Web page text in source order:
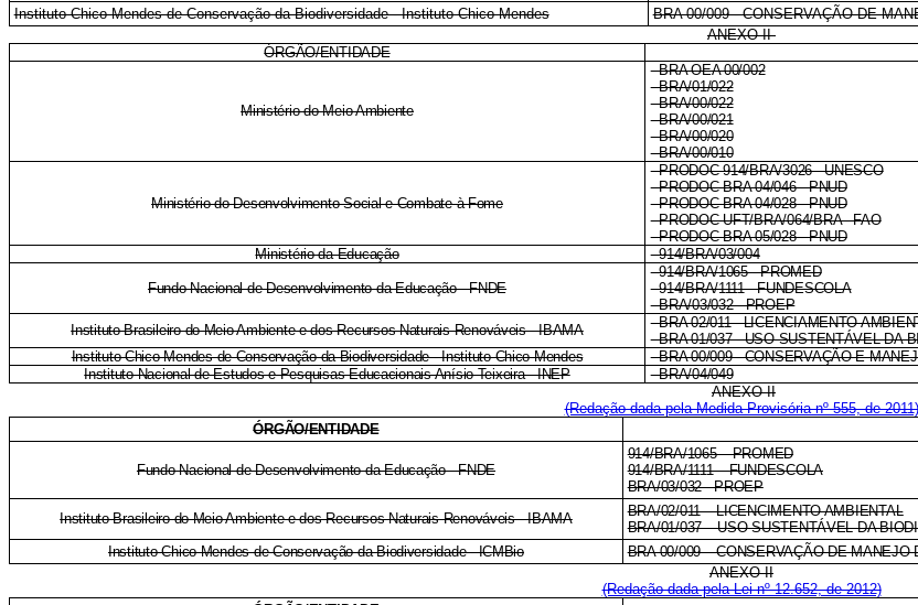
Instituto Chico Mendes de Conservação da Biodiversidade - Instituto Chico Mendes
BRA 00/009 - CONSERVAÇÃO DE
ANEXO II
ÓRGÃO/ENTIDADE
Ministério do Meio Ambiente
- BRA OEA 00/002
- BRA/01/022
- BRA/00/022
- BRA/00/021
- BRA/00/020
- BRA/00/010
Ministério do Desenvolvimento Social e Combate à Fome
- PRODOC 914/BRA/3026 - UNESCO
- PRODOC BRA 04/046 - PNUD
- PRODOC BRA 04/028 - PNUD
- PRODOC-UFT/BRA/064/BRA - FAO
- PRODOC BRA 05/028 - PNUD
Ministério da Educação - 914/BRA/03/004
Fundo Nacional de Desenvolvimento da Educação - FNDE
- 914/BRA/1065 - PROMED
- 914/BRA/1111 - FUNDESCOLA
- BRA/03/032 - PROEP
Instituto Brasileiro do Meio Ambiente e dos Recursos Naturais Renováveis - IBAMA
- BRA 02/011 - LICENCIAMENTO
- BRA 01/037 - USO SUSTENTÁVEL DA
Instituto Chico Mendes de Conservação da Biodiversidade - Instituto Chico Mendes
- BRA 00/009 - CONSERVAÇÃO E
Instituto Nacional de Estudos e Pesquisas Educacionais Anísio Teixeira - INEP
- BRA/04/049
ANEXO II
(Redação dada pela Medida Provisória nº 555, de 2011)
ÓRGÃO/ENTIDADE
Fundo Nacional de Desenvolvimento da Educação - FNDE
914/BRA/1065 – PROMED
914/BRA/1111 – FUNDESCOLA
BRA/03/032 - PROEP
Instituto Brasileiro do Meio Ambiente e dos Recursos Naturais Renováveis - IBAMA
BRA/02/011 – LICENCIMENTO AMBIENTAL
BRA/01/037 – USO SUSTENTÁVEL DA
Instituto Chico Mendes de Conservação da Biodiversidade - ICMBio
BRA 00/009 – CONSERVAÇÃO DE
ANEXO II
(Redação dada pela Lei nº 12.652, de 2012)